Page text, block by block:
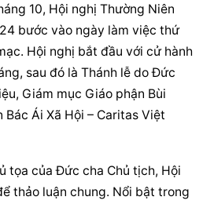
10, Hội nghị Thường Niên
bước vào ngày làm việc thứ
Hội nghị bắt đầu với cử hành
sau đó là Thánh lễ do Đức
Giám mục Giáo phận Bùi
Bác Ái Xã Hội – Caritas Việt
tọa của Đức cha Chủ tịch, Hội
thảo luận chung. Nổi bật trong